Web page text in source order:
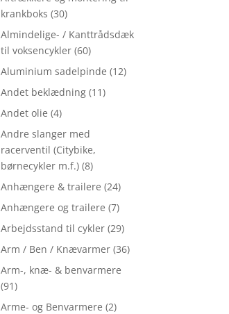
krankboks (30)
Almindelige- / Kanttrådsdæk
til voksencykler (60)
Aluminium sadelpinde (12)
Andet beklædning (11)
Andet olie (4)
Andre slanger med
racerventil (Citybike,
børnecykler m.f.) (8)
Anhængere & trailere (24)
Anhængere og trailere (7)
Arbejdsstand til cykler (29)
Arm / Ben / Knævarmer (36)
Arm-, knæ- & benvarmere
(91)
Arme- og Benvarmere (2)